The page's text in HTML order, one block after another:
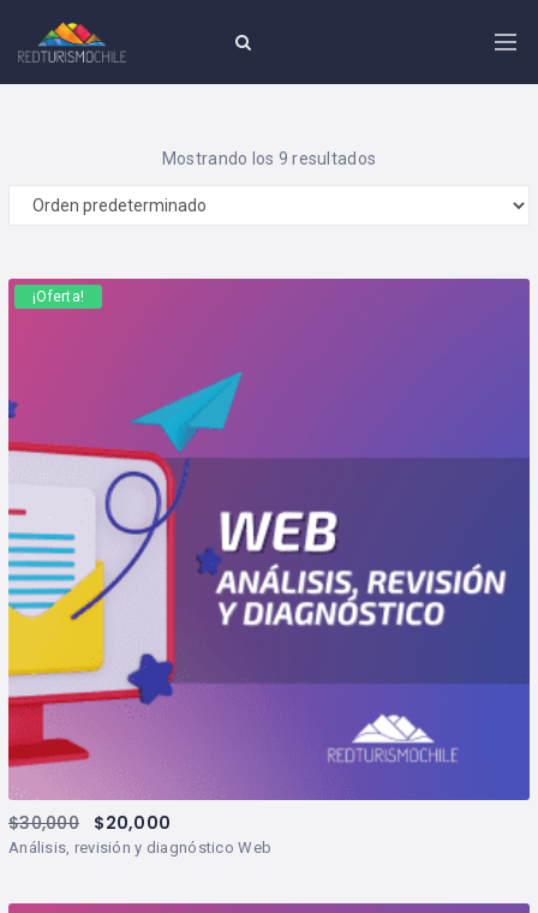
Mostrando los 9 resultados
¡Oferta!
Análisis, revisión y diagnóstico Web
$30,000 $20,000